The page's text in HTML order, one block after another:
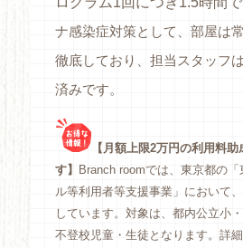
ナ感染症対策として、部屋は
徹底しており、担当スタッフ
済みです。
【月額上限2万円の利用料
す】 Branch roomでは、東京都の
ル等利用者等支援事業」において
しています。対象は、都内公立小
不登校児童・生徒となります。詳